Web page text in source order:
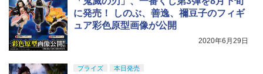
￥710
に発売！ しのぶ、善逸、禰豆子のフィギ
ュア彩色原型画像が公開
2020年6月29日
プライズ 本日発売